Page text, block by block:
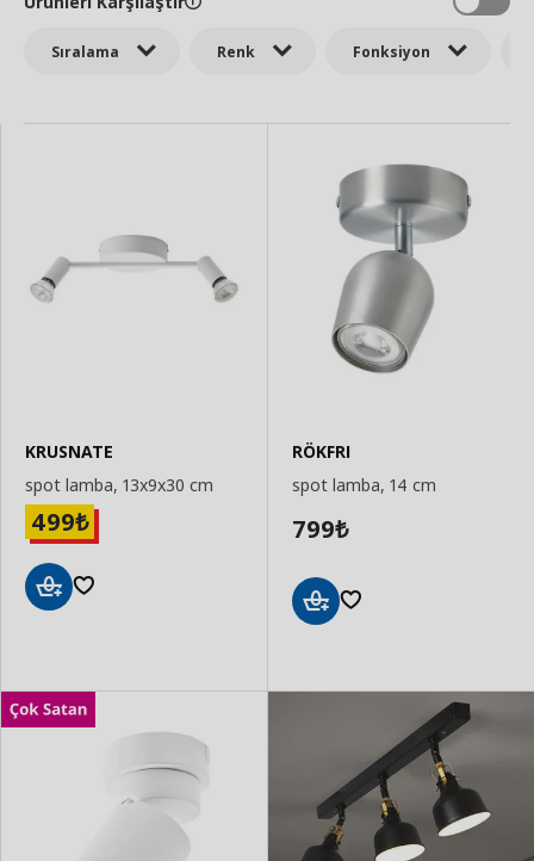
Sıralama Renk Fonksiyon
KRUSNATE
spot lamba, 13x9x30 cm
499₺
RÖKFRI
spot lamba, 14 cm
799₺